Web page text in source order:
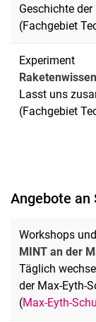
Geschichte
(Fachgebiet
Experiment
Lasst uns
(Fachgebiet
Angebote an
Workshops
MINT an der
Täglich
der Max-Eyth-
(Max-Eyth-